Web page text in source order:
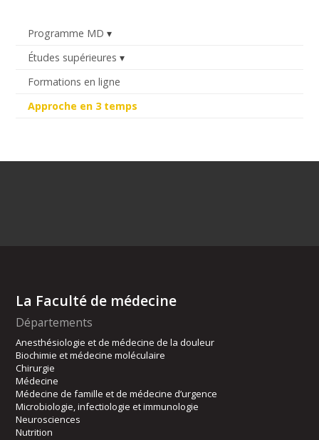
Programme MD
Études supérieures
Formations en ligne
Approche en 3 temps
La Faculté de médecine
Départements
Anesthésiologie et de médecine de la douleur
Biochimie et médecine moléculaire
Chirurgie
Médecine
Médecine de famille et de médecine d’urgence
Microbiologie, infectiologie et immunologie
Neurosciences
Nutrition